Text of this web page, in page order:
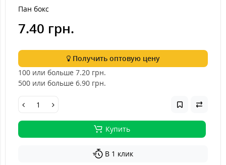
Пан бокс
7.40 грн.
Получить оптовую цену
100 или больше 7.20 грн.
500 или больше 6.90 грн.
Купить
В 1 клик